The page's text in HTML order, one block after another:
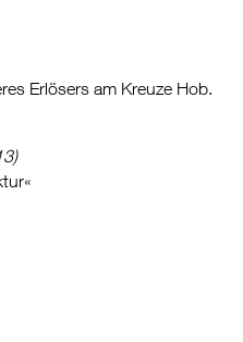
Erlösers am Kreuze Hob.